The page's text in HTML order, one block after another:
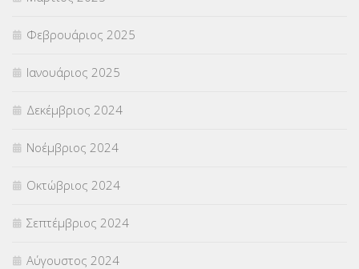
Φεβρουάριος 2025
Ιανουάριος 2025
Δεκέμβριος 2024
Νοέμβριος 2024
Οκτώβριος 2024
Σεπτέμβριος 2024
Αύγουστος 2024